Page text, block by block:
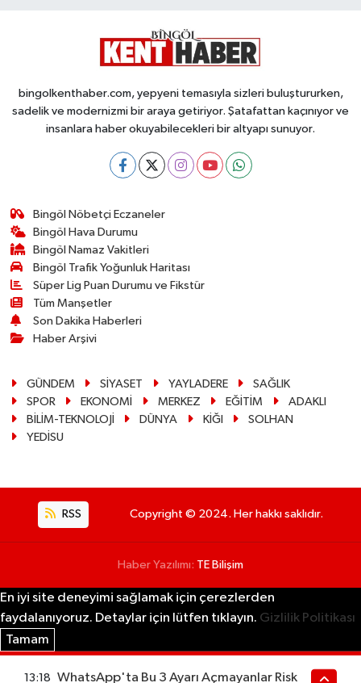
bingolkenthaber.com, yepyeni temasıyla sizleri buluştururken,
sadelik ve modernizmi bir araya getiriyor. Şatafattan kaçınıyor ve
insanlara haber okuyabilecekleri bir altyapı sunuyor.
Bingöl Nöbetçi Eczaneler
Bingöl Hava Durumu
Bingöl Namaz Vakitleri
Bingöl Trafik Yoğunluk Haritası
Süper Lig Puan Durumu ve Fikstür
Tüm Manşetler
Son Dakika Haberleri
Haber Arşivi
GÜNDEM SİYASET YAYLADERE
SAĞLIK
SPOR
EKONOMİ MERKEZ EĞİTİM
ADAKLI
BİLİM-TEKNOLOJİ
DÜNYA KİĞI
SOLHAN
YEDİSU
RSS Copyright © 2024. Her hakkı saklıdır.
Haber Yazılımı: TE Bilişim
En iyi site deneyimi sağlamak için çerezlerden
faydalanıyoruz. Detaylar için lütfen tıklayın. Gizlilik Politikası
Tamam
13:18 WhatsApp'ta Bu 3 Ayarı Açmayanlar Risk